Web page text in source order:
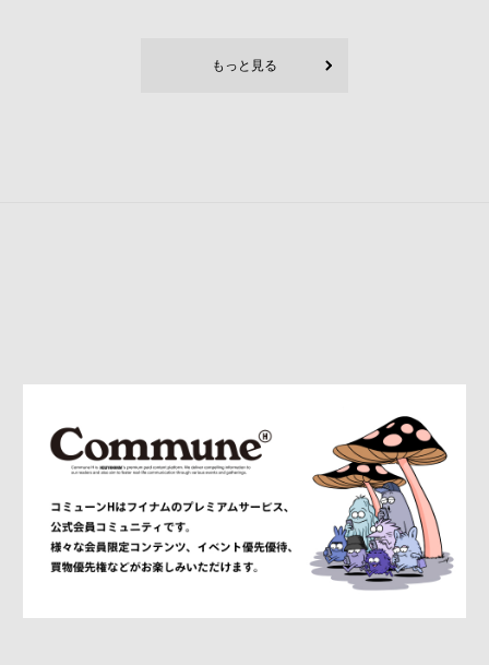
もっと見る